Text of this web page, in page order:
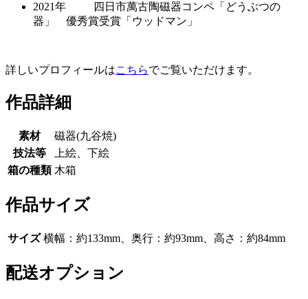
2021年 四日市萬古陶磁器コンペ「どうぶつの
器」 優秀賞受賞「ウッドマン」
詳しいプロフィールはこちらでご覧いただけます。
作品詳細
素材
磁器(九谷焼)
技法等
上絵、下絵
箱の種類 木箱
作品サイズ
サイズ 横幅：約133mm、奥行：約93mm、高さ：約84mm
配送オプション